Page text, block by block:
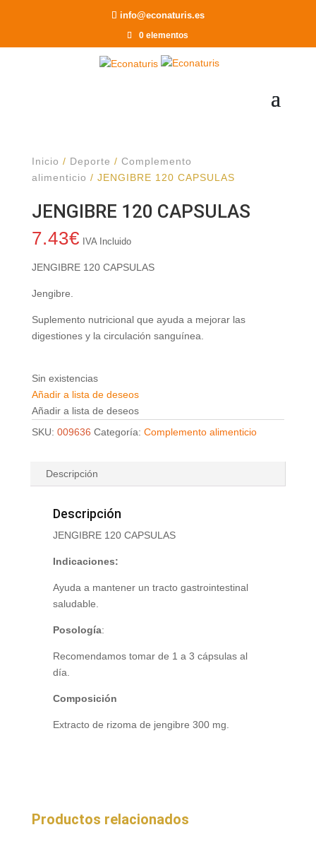
info@econaturis.es
0 elementos
Inicio / Deporte / Complemento
alimenticio / JENGIBRE 120 CAPSULAS
JENGIBRE 120 CAPSULAS
7.43€ IVA Incluido
JENGIBRE 120 CAPSULAS
Jengibre.
Suplemento nutricional que ayuda a mejorar las
digestiones y la circulación sanguínea.
Sin existencias
Añadir a lista de deseos
Añadir a lista de deseos
SKU: 009636 Categoría: Complemento alimenticio
Descripción
Descripción
JENGIBRE 120 CAPSULAS
Indicaciones:
Ayuda a mantener un tracto gastrointestinal
saludable.
Posología:
Recomendamos tomar de 1 a 3 cápsulas al
día.
Composición
Extracto de rizoma de jengibre 300 mg.
Productos relacionados